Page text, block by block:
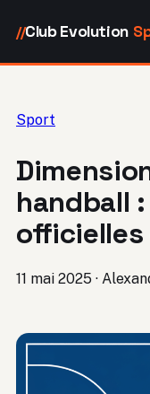
//Club Evolution
Sport
handball
11 mai 2025 ·